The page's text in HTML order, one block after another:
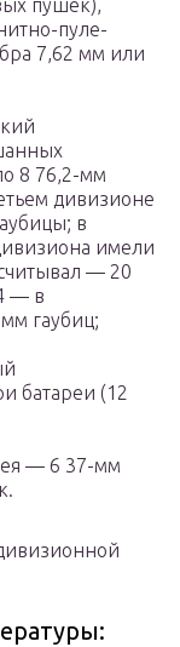
пушек),
пуле-
7,62 мм или
8 76,2-мм
дивизионе
в
имели
— 20
— в
гаубиц;
батареи (12
— 6 37-мм